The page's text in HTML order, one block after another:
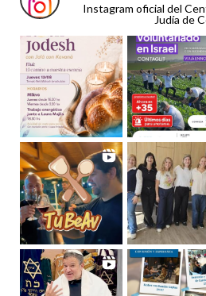
Instagram oficial del
Judía de